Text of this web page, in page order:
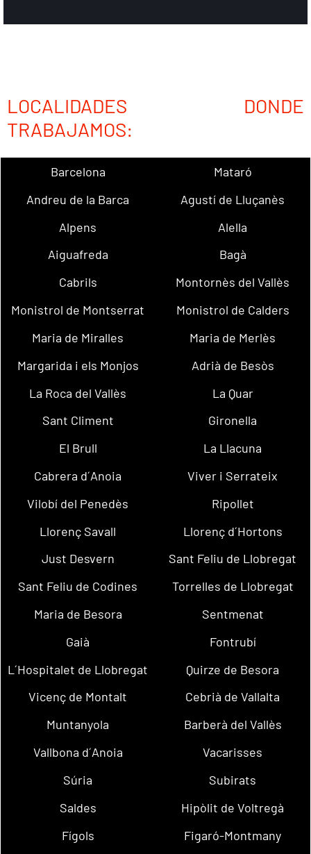
LOCALIDADES DONDE
TRABAJAMOS:
Barcelona
Mataró
Andreu de la Barca
Agustí de Lluçanès
Alpens
Alella
Aiguafreda
Bagà
Cabrils
Montornès del Vallès
Monistrol de Montserrat
Monistrol de Calders
Maria de Miralles
Maria de Merlès
Margarida i els Monjos
Adrià de Besòs
La Roca del Vallès
La Quar
Sant Climent
Gironella
El Brull
La Llacuna
Cabrera d´Anoia
Viver i Serrateix
Vilobí del Penedès
Ripollet
Llorenç Savall
Llorenç d´Hortons
Just Desvern
Sant Feliu de Llobregat
Sant Feliu de Codines
Torrelles de Llobregat
Maria de Besora
Sentmenat
Gaià
Fontrubí
L´Hospitalet de Llobregat
Quirze de Besora
Vicenç de Montalt
Cebrià de Vallalta
Muntanyola
Barberà del Vallès
Vallbona d´Anoia
Vacarisses
Súria
Subirats
Saldes
Hipòlit de Voltregà
Fígols
Figaró-Montmany